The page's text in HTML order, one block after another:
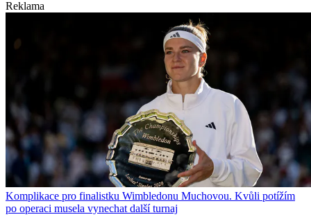
Reklama
Komplikace pro finalistku Wimbledonu Muchovou. Kvůli potížím
po operaci musela vynechat další turnaj